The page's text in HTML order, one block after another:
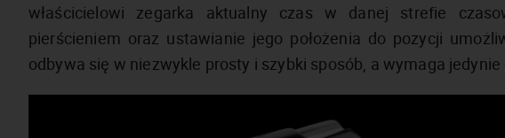
właścicielowi zegarka aktualny czas w danej strefie
pierścieniem oraz ustawianie jego położenia do pozycji
odbywa się w niezwykle prosty i szybki sposób, a wymaga